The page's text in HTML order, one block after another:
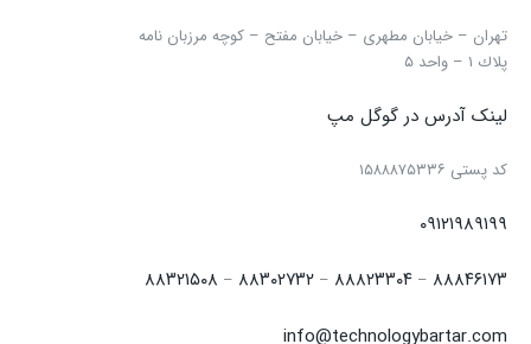
تهران – خیابان مطهری – خیابان مفتح – كوچه مرزبان نامه
پلاك ۱ – واحد ۵
لینک آدرس در گوگل مپ
كد پستی ۱۵۸۸۸۷۵۳۳۶
۰۹۱۲۱۹۸۹۱۹۹
۸۸۸۴۶۱۷۳ – ۸۸۸۲۳۳۰۴ – ۸۸۳۰۲۷۳۲ – ۸۸۳۲۱۵۰۸
info@technologybartar.com